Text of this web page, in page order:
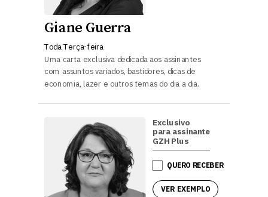
Giane Guerra
Toda Terça-feira
Uma carta exclusiva dedicada aos assinantes
com assuntos variados, bastidores, dicas de
economia, lazer e outros temas do dia a dia.
QUERO RECEBER
VER EXEMPLO
Exclusivo
para assinante
GZH Plus